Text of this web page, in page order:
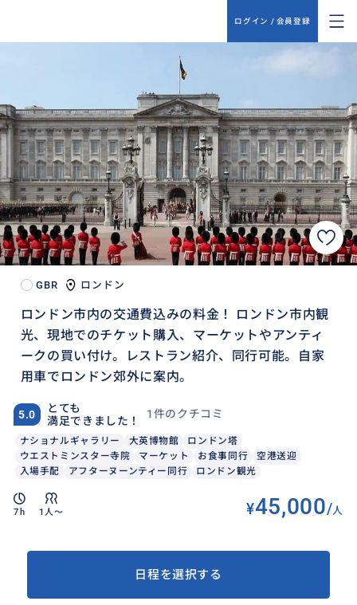
ログイン / 会員登録
GBR ロンドン
ロンドン市内の交通費込みの料金！ ロンドン市内観
光、現地でのチケット購入、マーケットやアンティ
ークの買い付け。レストラン紹介、同行可能。自家
用車でロンドン郊外に案内。
5.0
とても
満足できました！
1件のクチコミ
ナショナルギャラリー 大英博物館
ロンドン塔
ウエストミンスター寺院
マーケット お食事同行
空港送迎
入場手配
アフターヌーンティー同行 ロンドン観光
7h 1人〜 ¥45,000/人
日程を選択する